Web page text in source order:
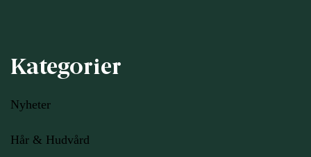
Kategorier
Nyheter
Hår & Hudvård